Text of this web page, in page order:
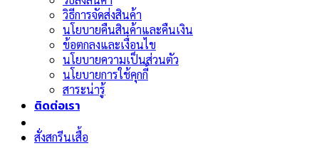
วิธีการจัดส่งสินค้า
นโยบายคืนสินค้าและคืนเงิน
ข้อตกลงและเงื่อนไข
นโยบายความเป็นส่วนตัว
นโยบายการใช้คุกกี้
สาระน่ารู้
ติดต่อเรา
สั่งสกรีนเสื้อ